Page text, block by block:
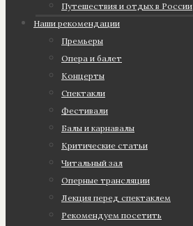
Путешествия и отдых в России
Наши рекомендации
Премьеры
Опера и балет
Концерты
Спектакли
Фестивали
Балы и карнавалы
Критические статьи
Читальный зал
Оперные трансляции
Лекция перед спектаклем
Рекомендуем посетить